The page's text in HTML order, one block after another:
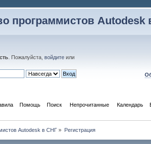
программистов Autodesk
. Пожалуйста, войдите или
Помощь Поиск Непрочитанные Календарь
Autodesk в СНГ » Регистрация